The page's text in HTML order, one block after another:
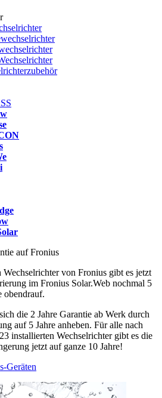
auf Fronius
Wechselrichter von Fronius gibt es jetzt
im Fronius Solar.Web nochmal 5
obendrauf.
die 2 Jahre Garantie ab Werk durch
auf 5 Jahre anheben. Für alle nach
installierten Wechselrichter gibt es die
jetzt auf ganze 10 Jahre!
Geräten